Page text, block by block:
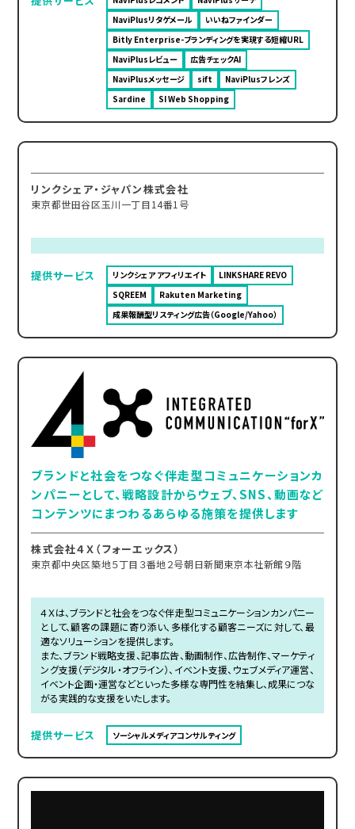
NaviPlusリタゲメール
いいねファインダー
Bitly Enterprise-ブランディングを実現する短縮URL
NaviPlusレビュー
広告チェックAI
NaviPlusメッセージ
sift
NaviPlusフレンズ
Sardine
SI Web Shopping
リンクシェア・ジャパン株式会社
東京都世田谷区玉川一丁目14番1号
提供サービス リンクシェア アフィリエイト
LINKSHARE REVO
SQREEM
Rakuten Marketing
成果報酬型リスティング広告（Google/Yahoo）
ブランドと社会をつなぐ伴走型コミュニケーションカ
ンパニーとして、戦略設計からウェブ、SNS、動画など
コンテンツにまつわるあらゆる施策を提供します
株式会社４Ｘ（フォーエックス）
東京都中央区築地５丁目３番地２号朝日新聞東京本社新館９階
４Ｘは、ブランドと社会をつなぐ伴走型コミュニケーションカンパニー
として、顧客の課題に寄り添い、多様化する顧客ニーズに対して、最
適なソリューションを提供します。
また、ブランド戦略支援、記事広告、動画制作、広告制作、マーケティ
ング支援（デジタル・オフライン）、イベント支援、ウェブメディア運営、
イベント企画・運営などといった多様な専門性を結集し、成果につな
がる実践的な支援をいたします。
提供サービス ソーシャルメディアコンサルティング